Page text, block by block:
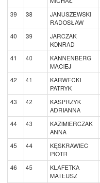
39 38
JANUSZEWSKI
RADOSŁAW
40 39
JARCZAK
KONRAD
41 40
KANNENBERG
MACIEJ
42
41
KARWECKI
PATRYK
43 42
KASPRZYK
ADRIANNA
44 43
KAZIMIERCZAK
ANNA
45 44
KĘSKRAWIEC
PIOTR
46 45
KLAFETKA
MATEUSZ